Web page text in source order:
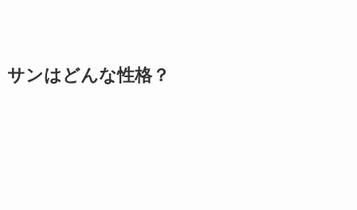
サンはどんな性格？